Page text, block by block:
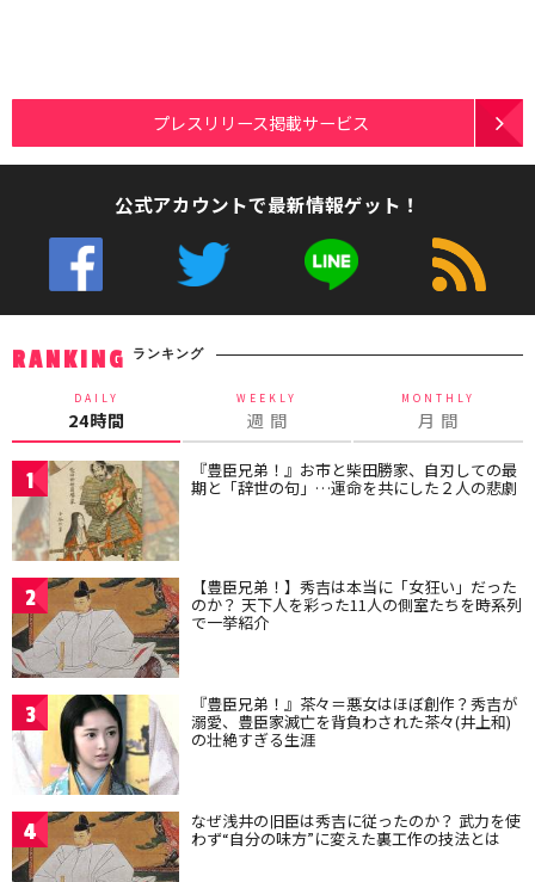
プレスリリース掲載サービス
公式アカウントで最新情報ゲット！
RANKING ランキング
DAILY
24時間
WEEKLY
週 間
MONTHLY
月 間
1 『豊臣兄弟！』お市と柴田勝家、自刃しての最
期と「辞世の句」…運命を共にした２人の悲劇
2 【豊臣兄弟！】秀吉は本当に「女狂い」だった
のか？ 天下人を彩った11人の側室たちを時系列
で一挙紹介
3 『豊臣兄弟！』茶々＝悪女はほぼ創作？秀吉が
溺愛、豊臣家滅亡を背負わされた茶々(井上和)
の壮絶すぎる生涯
4 なぜ浅井の旧臣は秀吉に従ったのか？ 武力を使
わず“自分の味方”に変えた裏工作の技法とは